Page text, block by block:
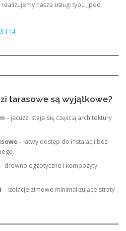
nasze usługi typu „pod
114
tarasowe są wyjątkowe?
– jacuzzi staje się częścią architektury
– łatwy dostęp do instalacji bez
– drewno egzotyczne i kompozyty
– izolacje zimowe minimalizujące straty